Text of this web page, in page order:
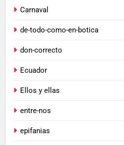
Carnaval
de-todo-como-en-botica
don-correcto
Ecuador
Ellos y ellas
entre-nos
epifanias